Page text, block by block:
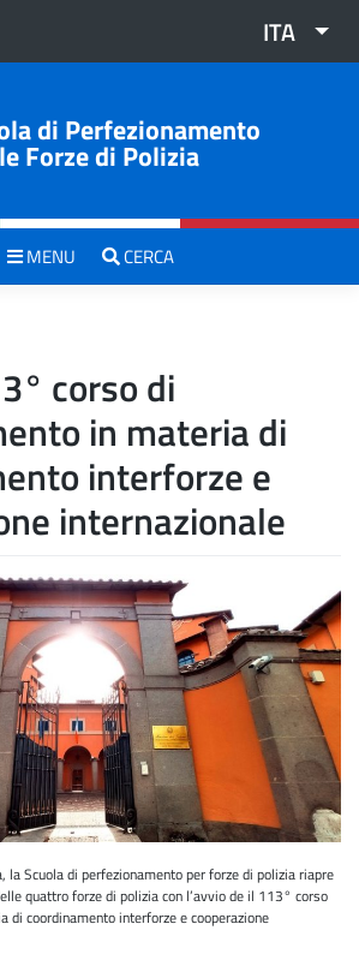
ITA
di Perfezionamento
Forze di Polizia
MENU CERCA
corso di
in materia di
interforze e
internazionale
la Scuola di perfezionamento per forze di polizia riapre
quattro forze di polizia con l’avvio de il 113° corso
di coordinamento interforze e cooperazione